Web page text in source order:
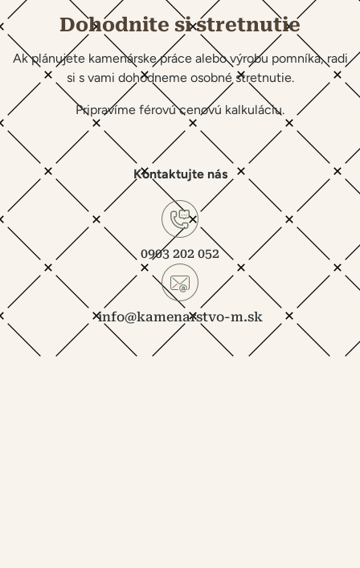
Dohodnite si stretnutie
Ak plánujete kamenárske práce alebo výrobu pomníka, radi
si s vami dohodneme osobné stretnutie.
Pripravíme férovú cenovú kalkuláciu.
Kontaktujte nás
0903 202 052
info@kamenarstvo-m.sk